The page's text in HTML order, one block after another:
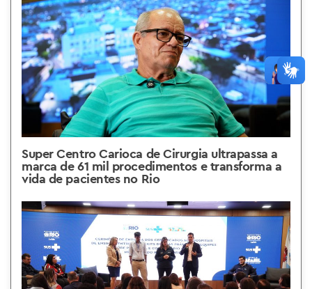
Super Centro Carioca de Cirurgia ultrapassa a
marca de 61 mil procedimentos e transforma a
vida de pacientes no Rio